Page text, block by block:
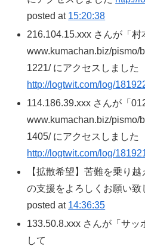
posted at 15:20:38
216.104.15.xxx さんが「村
www.kumachan.biz/pismo/
1221/ にアクセスしました
http://logtwit.com/log/
114.186.39.xxx さんが「
www.kumachan.biz/pismo/
1405/ にアクセスしました
http://logtwit.com/log/
【拡散希望】苦難を乗り
の支援をよろしくお願い
posted at 14:36:35
133.50.8.xxx さんが「サッ
して